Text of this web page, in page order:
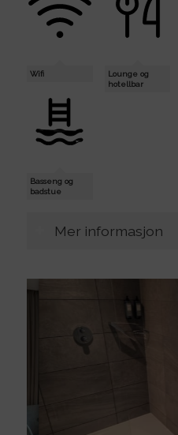
Wifi
Lounge og
hotellbar
Basseng og
badstue
Mer informasjon